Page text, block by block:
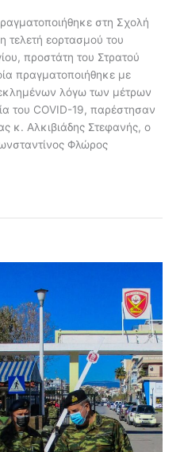
στη Σχολή
τελετή εορτασμού του
προστάτη του Στρατού
πραγματοποιήθηκε με
λόγω των μέτρων
του COVID-19, παρέστησαν
κ. Αλκιβιάδης Στεφανής, ο
Φλώρος